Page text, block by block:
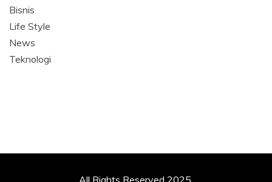
Bisnis
Life Style
News
Teknologi